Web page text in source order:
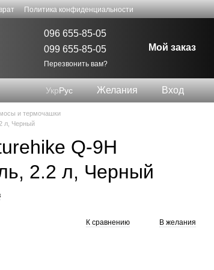
Политика конфиденциальности
096 655-85-05
099 655-85-05
Перезвонить вам?
Мой заказ
УкрРус Желания Вход
и термочашки
л, Черный
Q-9H
2.2 л, Черный
К сравнению В желания